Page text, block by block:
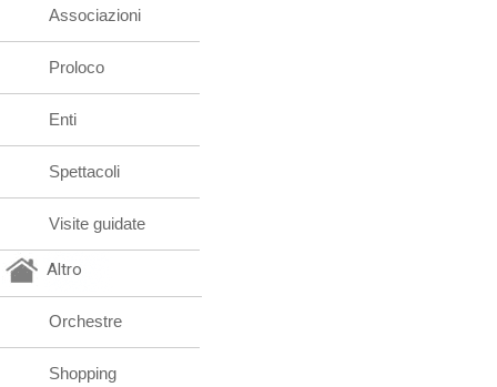
Associazioni
Proloco
Enti
Spettacoli
Visite guidate
Altro
Orchestre
Shopping